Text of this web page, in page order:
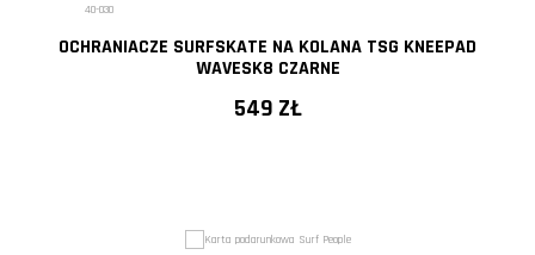
OCHRANIACZE SURFSKATE NA KOLANA TSG KNEEPAD
WAVESK8 CZARNE
549 ZŁ